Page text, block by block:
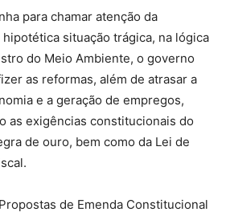
para chamar atenção da
hipotética situação trágica, na lógica
do Meio Ambiente, o governo
as reformas, além de atrasar a
e a geração de empregos,
as exigências constitucionais do
de ouro, bem como da Lei de
de Emenda Constitucional